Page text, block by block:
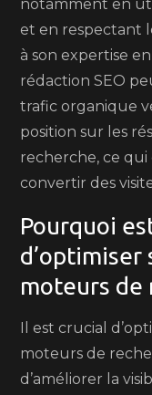
notamment en
et en respectant
à son expertise
rédaction SEO
trafic organique
position sur les
recherche, ce
convertir des
Pourquoi
d’optimiser
moteurs de
Il est crucial
moteurs de
d’améliorer la